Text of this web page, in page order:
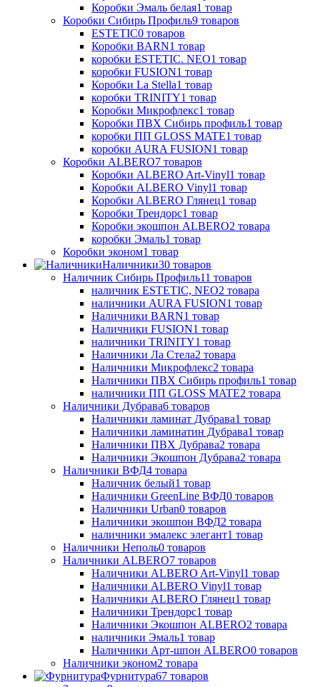
Коробки Эмаль белая1 товар
Коробки Сибирь Профиль9 товаров
ESTETIC0 товаров
Коробки BARN1 товар
коробки ESTETIC. NEO1 товар
коробки FUSION1 товар
Коробки La Stella1 товар
коробки TRINITY1 товар
Коробки Микрофлекс1 товар
Коробки ПВХ Сибирь профиль1 товар
коробки ПП GLOSS MATE1 товар
коробки AURA FUSION1 товар
Коробки ALBERO7 товаров
Коробки ALBERO Art-Vinyl1 товар
Коробки ALBERO Vinyl1 товар
Коробки ALBERO Глянец1 товар
Коробки Трендорс1 товар
Коробки экошпон ALBERO2 товара
коробки Эмаль1 товар
Коробки эконом1 товар
Наличники30 товаров
Наличник Сибирь Профиль11 товаров
наличник ESTETIC, NEO2 товара
наличники AURA FUSION1 товар
Наличники BARN1 товар
Наличники FUSION1 товар
наличники TRINITY1 товар
Наличники Ла Стела2 товара
Наличники Микрофлекс2 товара
Наличники ПВХ Сибирь профиль1 товар
наличники ПП GLOSS MATE2 товара
Наличники Дубрава6 товаров
Наличники ламинат Дубрава1 товар
Наличники ламинатин Дубрава1 товар
Наличники ПВХ Дубрава2 товара
Наличники Экошпон Дубрава2 товара
Наличники ВФД4 товара
Наличник белый1 товар
Наличники GreenLine ВФД0 товаров
Наличники Urban0 товаров
Наличники экошпон ВФД2 товара
наличники эмалекс элегант1 товар
Наличники Неполь0 товаров
Наличники ALBERO7 товаров
Наличники ALBERO Art-Vinyl1 товар
Наличники ALBERO Vinyl1 товар
Наличники ALBERO Глянец1 товар
Наличники Трендорс1 товар
Наличники Экошпон ALBERO2 товара
наличники Эмаль1 товар
Наличники Арт-шпон ALBERO0 товаров
Наличники эконом2 товара
Фурнитура67 товаров